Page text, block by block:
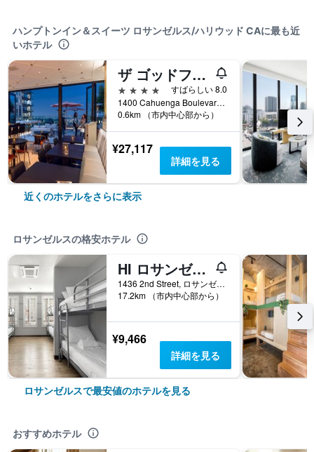
ハンプトンイン＆スイーツ ロサンゼルス/ハリウッド CAに最も近
いホテル
ザ ゴッドフリー ホテル ハリウッド
4つ星
すばらしい 8.0
1400 Cahuenga Boulevard, ロサンゼルス, CA, アメリカ合衆国
0.6km （市内中心部から）
¥27,117
詳細を見る
近くのホテルをさらに表示
ロサンゼルスの格安ホテル
HI ロサンゼルス サンタ モニカ ホステル
1436 2nd Street, ロサンゼルス, CA, アメリカ合衆国
17.2km （市内中心部から）
¥9,466
詳細を見る
ロサンゼルスで最安値のホテルを見る
おすすめホテル